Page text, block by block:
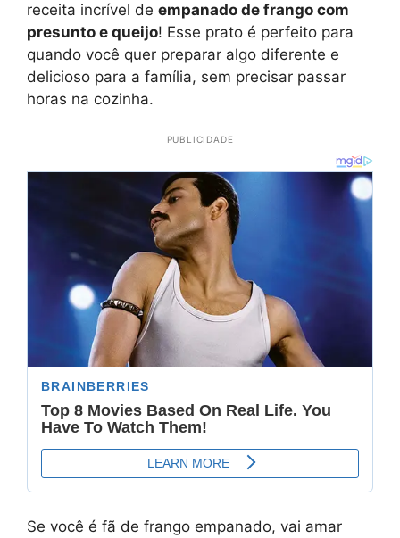
receita incrível de empanado de frango com
presunto e queijo! Esse prato é perfeito para
quando você quer preparar algo diferente e
delicioso para a família, sem precisar passar
horas na cozinha.
PUBLICIDADE
Se você é fã de frango empanado, vai amar